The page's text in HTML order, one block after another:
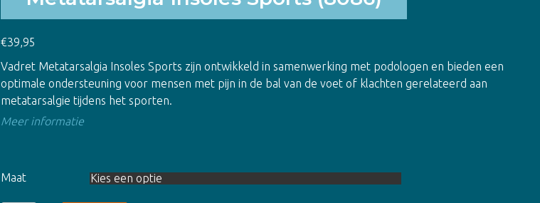
op
waardering
€39,95
Vadret Metatarsalgia Insoles Sports zijn ontwikkeld in samenwerking met podologen en bieden een
optimale ondersteuning voor mensen met pijn in de bal van de voet of klachten gerelateerd aan
metatarsalgie tijdens het sporten.
Meer informatie
Maat